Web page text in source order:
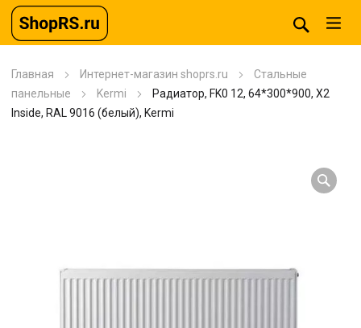
Главная Интернет-магазин shoprs.ru
Стальные
панельные
Kermi
Радиатор, FK0 12, 64*300*900, X2
Inside, RAL 9016 (белый), Kermi